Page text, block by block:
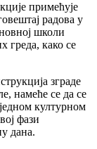
примећује
радова у
школи
греда, како се
зграде
намеће се да се
културном
фази
дана.